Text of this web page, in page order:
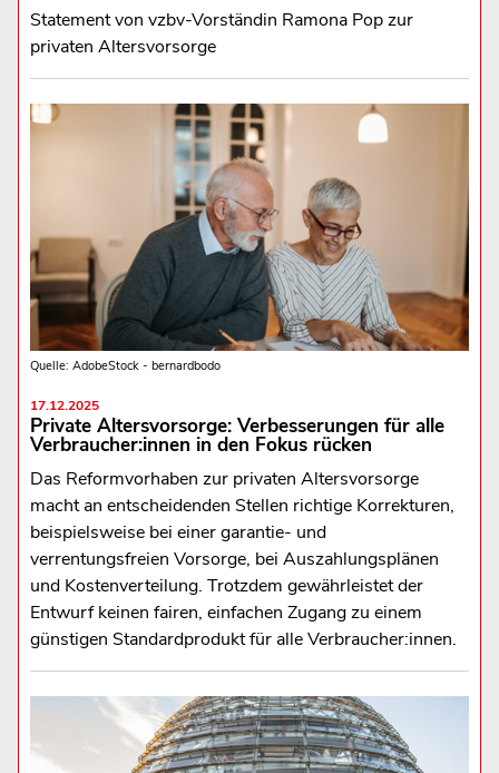
Statement von vzbv-Vorständin Ramona Pop zur
privaten Altersvorsorge
Quelle: AdobeStock - bernardbodo
17.12.2025
Private Altersvorsorge: Verbesserungen für alle
Verbraucher:innen in den Fokus rücken
Das Reformvorhaben zur privaten Altersvorsorge
macht an entscheidenden Stellen richtige Korrekturen,
beispielsweise bei einer garantie- und
verrentungsfreien Vorsorge, bei Auszahlungsplänen
und Kostenverteilung. Trotzdem gewährleistet der
Entwurf keinen fairen, einfachen Zugang zu einem
günstigen Standardprodukt für alle Verbraucher:innen.